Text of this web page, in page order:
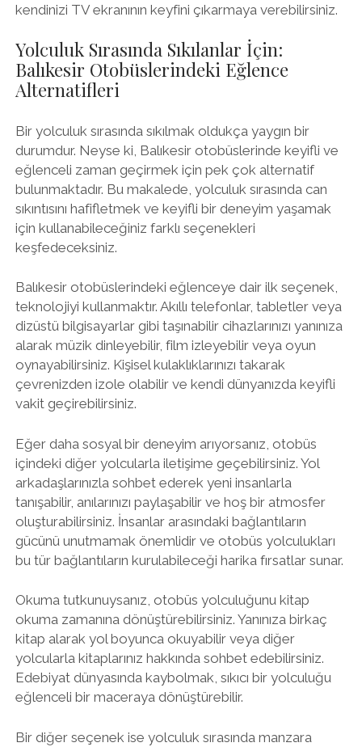
kendinizi TV ekranının keyfini çıkarmaya verebilirsiniz.
Yolculuk Sırasında Sıkılanlar İçin:
Balıkesir Otobüslerindeki Eğlence
Alternatifleri
Bir yolculuk sırasında sıkılmak oldukça yaygın bir
durumdur. Neyse ki, Balıkesir otobüslerinde keyifli ve
eğlenceli zaman geçirmek için pek çok alternatif
bulunmaktadır. Bu makalede, yolculuk sırasında can
sıkıntısını hafifletmek ve keyifli bir deneyim yaşamak
için kullanabileceğiniz farklı seçenekleri
keşfedeceksiniz.
Balıkesir otobüslerindeki eğlenceye dair ilk seçenek,
teknolojiyi kullanmaktır. Akıllı telefonlar, tabletler veya
dizüstü bilgisayarlar gibi taşınabilir cihazlarınızı yanınıza
alarak müzik dinleyebilir, film izleyebilir veya oyun
oynayabilirsiniz. Kişisel kulaklıklarınızı takarak
çevrenizden izole olabilir ve kendi dünyanızda keyifli
vakit geçirebilirsiniz.
Eğer daha sosyal bir deneyim arıyorsanız, otobüs
içindeki diğer yolcularla iletişime geçebilirsiniz. Yol
arkadaşlarınızla sohbet ederek yeni insanlarla
tanışabilir, anılarınızı paylaşabilir ve hoş bir atmosfer
oluşturabilirsiniz. İnsanlar arasındaki bağlantıların
gücünü unutmamak önemlidir ve otobüs yolculukları
bu tür bağlantıların kurulabileceği harika fırsatlar sunar.
Okuma tutkunuysanız, otobüs yolculuğunu kitap
okuma zamanına dönüştürebilirsiniz. Yanınıza birkaç
kitap alarak yol boyunca okuyabilir veya diğer
yolcularla kitaplarınız hakkında sohbet edebilirsiniz.
Edebiyat dünyasında kaybolmak, sıkıcı bir yolculuğu
eğlenceli bir maceraya dönüştürebilir.
Bir diğer seçenek ise yolculuk sırasında manzara